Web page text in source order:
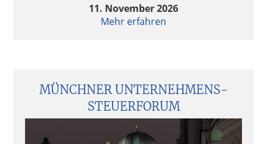
11. November 2026
Mehr erfahren
MÜNCHNER UNTERNEHMENS­
STEUERFORUM